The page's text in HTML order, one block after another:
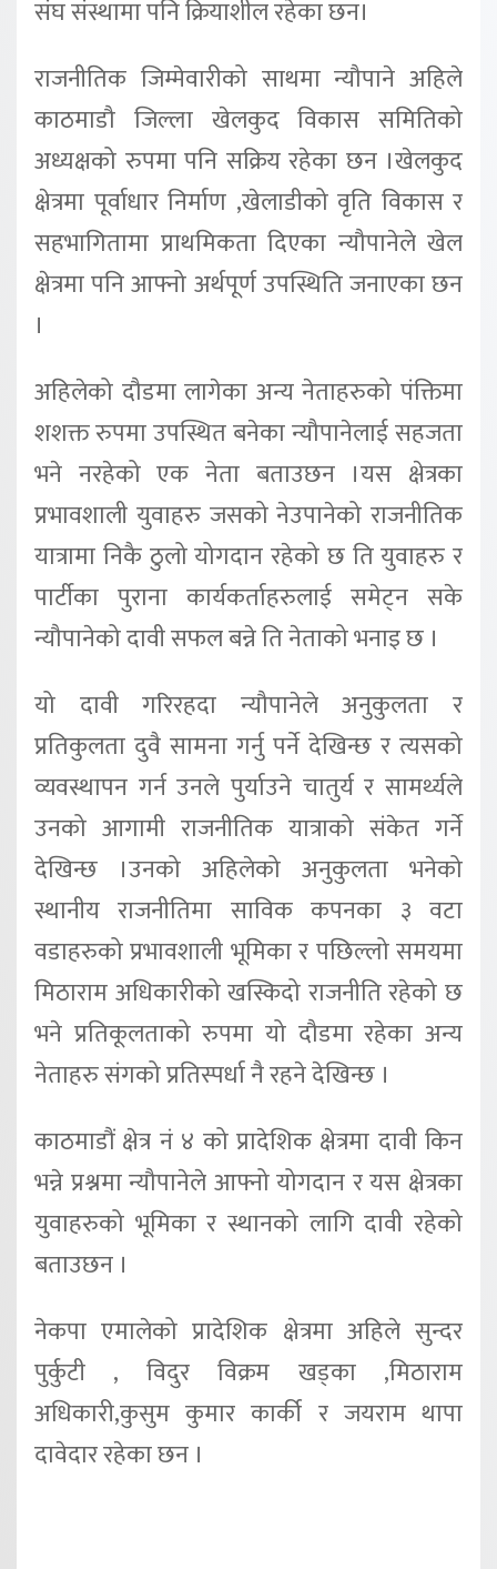
संघ संस्थामा पनि क्रियाशील रहेका छन।
राजनीतिक जिम्मेवारीको साथमा न्यौपाने अहिले
काठमाडौ जिल्ला खेलकुद विकास समितिको
अध्यक्षको रुपमा पनि सक्रिय रहेका छन ।खेलकुद
क्षेत्रमा पूर्वाधार निर्माण ,खेलाडीको वृति विकास र
सहभागितामा प्राथमिकता दिएका न्यौपानेले खेल
क्षेत्रमा पनि आफ्नो अर्थपूर्ण उपस्थिति जनाएका छन
।
अहिलेको दौडमा लागेका अन्य नेताहरुको पंक्तिमा
शशक्त रुपमा उपस्थित बनेका न्यौपानेलाई सहजता
भने नरहेको एक नेता बताउछन ।यस क्षेत्रका
प्रभावशाली युवाहरु जसको नेउपानेको राजनीतिक
यात्रामा निकै ठुलो योगदान रहेको छ ति युवाहरु र
पार्टीका पुराना कार्यकर्ताहरुलाई समेट्न सके
न्यौपानेको दावी सफल बन्ने ति नेताको भनाइ छ ।
यो दावी गरिरहदा न्यौपानेले अनुकुलता र
प्रतिकुलता दुवै सामना गर्नु पर्ने देखिन्छ र त्यसको
व्यवस्थापन गर्न उनले पुर्याउने चातुर्य र सामर्थ्यले
उनको आगामी राजनीतिक यात्राको संकेत गर्ने
देखिन्छ ।उनको अहिलेको अनुकुलता भनेको
स्थानीय राजनीतिमा साविक कपनका ३ वटा
वडाहरुको प्रभावशाली भूमिका र पछिल्लो समयमा
मिठाराम अधिकारीको खस्किदो राजनीति रहेको छ
भने प्रतिकूलताको रुपमा यो दौडमा रहेका अन्य
नेताहरु संगको प्रतिस्पर्धा नै रहने देखिन्छ ।
काठमाडौं क्षेत्र नं ४ को प्रादेशिक क्षेत्रमा दावी किन
भन्ने प्रश्नमा न्यौपानेले आफ्नो योगदान र यस क्षेत्रका
युवाहरुको भूमिका र स्थानको लागि दावी रहेको
बताउछन ।
नेकपा एमालेको प्रादेशिक क्षेत्रमा अहिले सुन्दर
पुर्कुटी , विदुर विक्रम खड्का ,मिठाराम
अधिकारी,कुसुम कुमार कार्की र जयराम थापा
दावेदार रहेका छन ।